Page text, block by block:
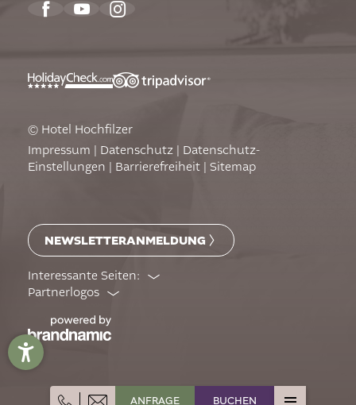
ANFRAGE BUCHEN
© Hotel Hochfilzer
Impressum | Datenschutz | Datenschutz-
Einstellungen | Barrierefreiheit | Sitemap
NEWSLETTERANMELDUNG
Interessante Seiten:
Partnerlogos